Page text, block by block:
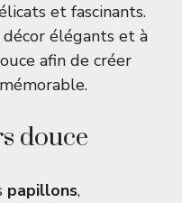
et fascinants.
élégants et à
afin de créer
douce
papillons,